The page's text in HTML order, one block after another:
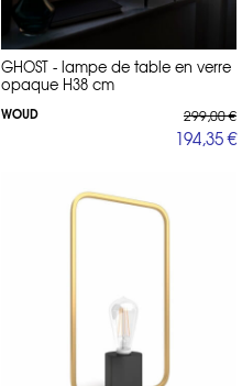
GHOST - lampe de table en verre
opaque H38 cm
WOUD 299,00 €
194,35 €